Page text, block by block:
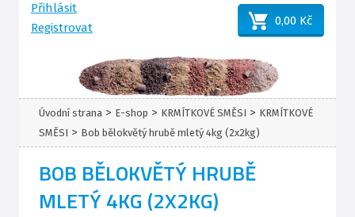
Přihlásit
Registrovat
0,00 Kč
Úvodní strana > E-shop > KRMÍTKOVÉ SMĚSI > KRMÍTKOVÉ
SMĚSI > Bob bělokvětý hrubě mletý 4kg (2x2kg)
BOB BĚLOKVĚTÝ HRUBĚ
MLETÝ 4KG (2X2KG)